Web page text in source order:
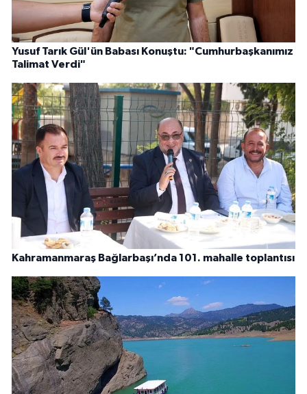
Yusuf Tarık Gül'ün Babası Konuştu: "Cumhurbaşkanımız
Talimat Verdi"
Kahramanmaraş Bağlarbaşı’nda 101. mahalle toplantısı